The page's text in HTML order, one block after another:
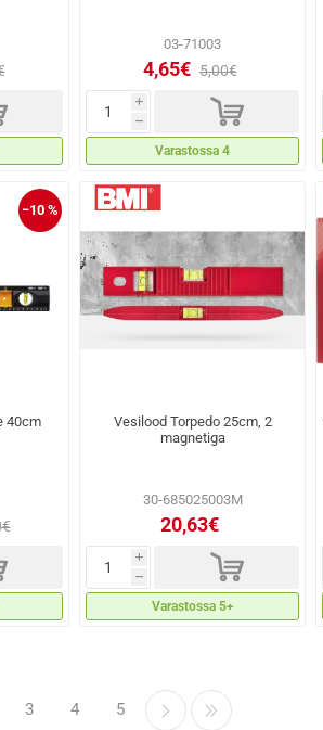
03-71003
4,65€ 5,00€
i
h d
Varastossa 4
−10 %
40cm
Vesilood Torpedo 25cm, 2
magnetiga
30-685025003M
20,63€
i
h d
Varastossa 5+
3 4 5